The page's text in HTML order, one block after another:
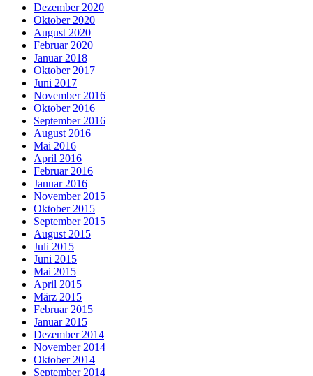
Dezember 2020
Oktober 2020
August 2020
Februar 2020
Januar 2018
Oktober 2017
Juni 2017
November 2016
Oktober 2016
September 2016
August 2016
Mai 2016
April 2016
Februar 2016
Januar 2016
November 2015
Oktober 2015
September 2015
August 2015
Juli 2015
Juni 2015
Mai 2015
April 2015
März 2015
Februar 2015
Januar 2015
Dezember 2014
November 2014
Oktober 2014
September 2014